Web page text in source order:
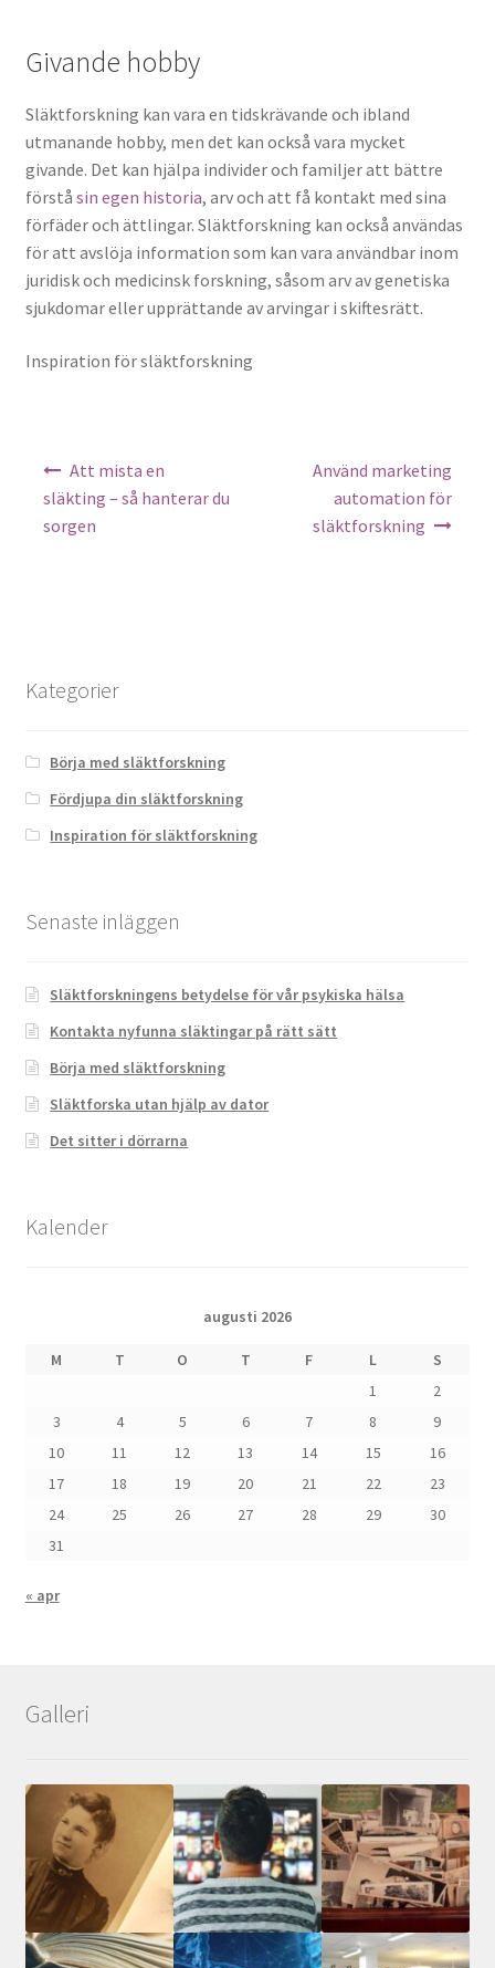
Givande hobby
Släktforskning kan vara en tidskrävande och ibland
utmanande hobby, men det kan också vara mycket
givande. Det kan hjälpa individer och familjer att bättre
förstå sin egen historia, arv och att få kontakt med sina
förfäder och ättlingar. Släktforskning kan också användas
för att avslöja information som kan vara användbar inom
juridisk och medicinsk forskning, såsom arv av genetiska
sjukdomar eller upprättande av arvingar i skiftesrätt.
Inspiration för släktforskning
Att mista en
släkting – så hanterar du
sorgen
Använd marketing
automation för
släktforskning
Kategorier
Börja med släktforskning
Fördjupa din släktforskning
Inspiration för släktforskning
Senaste inläggen
Släktforskningens betydelse för vår psykiska hälsa
Kontakta nyfunna släktingar på rätt sätt
Börja med släktforskning
Släktforska utan hjälp av dator
Det sitter i dörrarna
Kalender
augusti 2026
M T O T F L
S
1
2
3
4 5 6 7 8
9
10
11 12 13 14 15
16
17
18 19 20 21 22
23
24
25 26 27 28 29
30
31
« apr
Galleri